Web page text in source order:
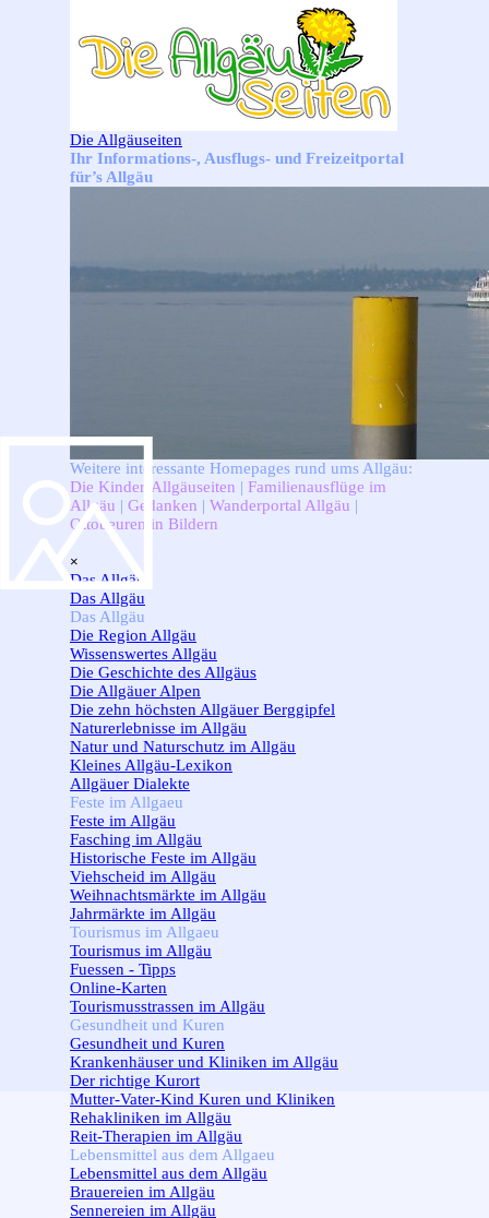
Die Allgäuseiten
Ihr Informations-, Ausflugs- und Freizeitportal
für’s Allgäu
Weitere interessante Homepages rund ums Allgäu:
Die Kinder-Allgäuseiten | Familienausflüge im
Allgäu | Gedanken | Wanderportal Allgäu |
Ottobeuren in Bildern
×
Das Allgäu
Das Allgäu
Das Allgäu
Die Region Allgäu
Wissenswertes Allgäu
Die Geschichte des Allgäus
Die Allgäuer Alpen
Die zehn höchsten Allgäuer Berggipfel
Naturerlebnisse im Allgäu
Natur und Naturschutz im Allgäu
Kleines Allgäu-Lexikon
Allgäuer Dialekte
Feste im Allgaeu
Feste im Allgäu
Fasching im Allgäu
Historische Feste im Allgäu
Viehscheid im Allgäu
Weihnachtsmärkte im Allgäu
Jahrmärkte im Allgäu
Tourismus im Allgaeu
Tourismus im Allgäu
Fuessen - Tipps
Online-Karten
Tourismusstrassen im Allgäu
Gesundheit und Kuren
Gesundheit und Kuren
Krankenhäuser und Kliniken im Allgäu
Der richtige Kurort
Mutter-Vater-Kind Kuren und Kliniken
Rehakliniken im Allgäu
Reit-Therapien im Allgäu
Lebensmittel aus dem Allgaeu
Lebensmittel aus dem Allgäu
Brauereien im Allgäu
Sennereien im Allgäu